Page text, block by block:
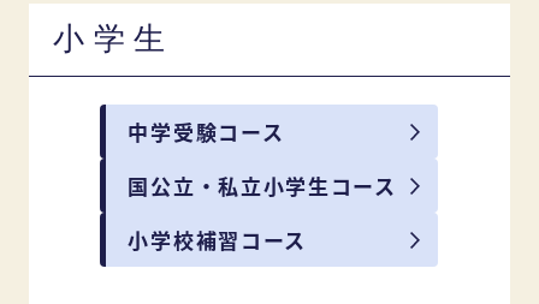
小学生
中学受験コース
国公立・私立小学生コース
小学校補習コース